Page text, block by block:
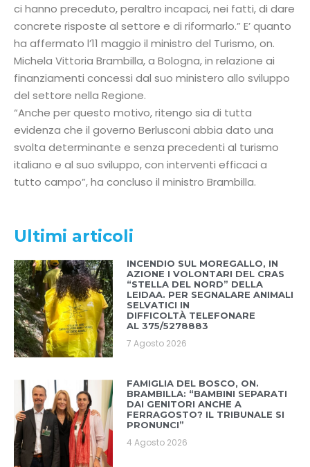
ci hanno preceduto, peraltro incapaci, nei fatti, di dare
concrete risposte al settore e di riformarlo.” E’ quanto
ha affermato l’11 maggio il ministro del Turismo, on.
Michela Vittoria Brambilla, a Bologna, in relazione ai
finanziamenti concessi dal suo ministero allo sviluppo
del settore nella Regione.
“Anche per questo motivo, ritengo sia di tutta
evidenza che il governo Berlusconi abbia dato una
svolta determinante e senza precedenti al turismo
italiano e al suo sviluppo, con interventi efficaci a
tutto campo”, ha concluso il ministro Brambilla.
Ultimi articoli
INCENDIO SUL MOREGALLO, IN
AZIONE I VOLONTARI DEL CRAS
“STELLA DEL NORD” DELLA
LEIDAA. PER SEGNALARE ANIMALI
SELVATICI IN
DIFFICOLTÀ TELEFONARE
AL 375/5278883
7 Agosto 2026
FAMIGLIA DEL BOSCO, ON.
BRAMBILLA: “BAMBINI SEPARATI
DAI GENITORI ANCHE A
FERRAGOSTO? IL TRIBUNALE SI
PRONUNCI”
4 Agosto 2026